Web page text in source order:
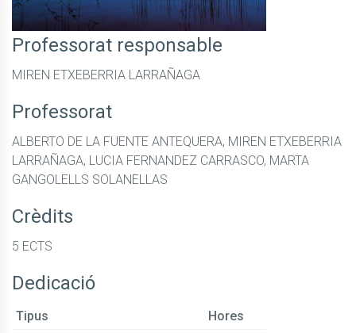
Professorat responsable
MIREN ETXEBERRIA LARRAÑAGA
Professorat
ALBERTO DE LA FUENTE ANTEQUERA, MIREN ETXEBERRIA
LARRAÑAGA, LUCIA FERNANDEZ CARRASCO, MARTA
GANGOLELLS SOLANELLAS
Crèdits
5 ECTS
Dedicació
Tipus
Hores